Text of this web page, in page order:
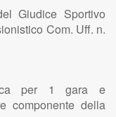
Giudice Sportivo
Com. Uff. n.
per 1 gara e
componente della